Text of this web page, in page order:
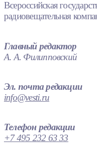
Всероссийская
радиовещательная
Главный редактор
А. А. Филипповский
Эл. почта редакции
info@vesti.ru
Телефон редакции
+7 495 232 63 33